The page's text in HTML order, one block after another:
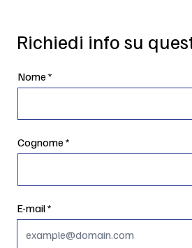
Richiedi info su
Nome
Cognome
E-mail